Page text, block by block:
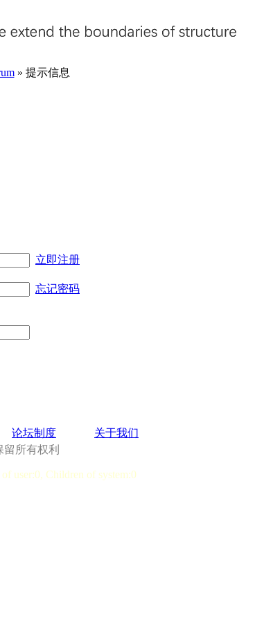
» 提示信息
立即注册
忘记密码
论坛制度
关于我们
所有权利
user:0, Children of system:0